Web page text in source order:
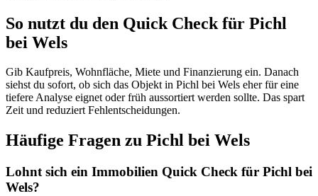
So nutzt du den Quick Check für Pichl
bei Wels
Gib Kaufpreis, Wohnfläche, Miete und Finanzierung ein. Danach
siehst du sofort, ob sich das Objekt in Pichl bei Wels eher für eine
tiefere Analyse eignet oder früh aussortiert werden sollte. Das spart
Zeit und reduziert Fehlentscheidungen.
Häufige Fragen zu Pichl bei Wels
Lohnt sich ein Immobilien Quick Check für Pichl bei
Wels?